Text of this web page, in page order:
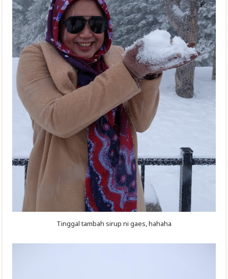
Tinggal tambah sirup ni gaes, hahaha